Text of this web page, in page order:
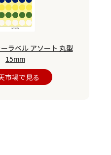
ラベル アソート 丸型
15mm
市場で見る